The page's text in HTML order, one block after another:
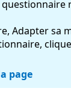
Adapter sa
page